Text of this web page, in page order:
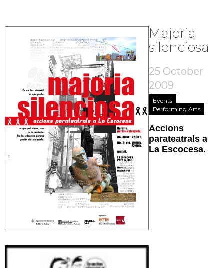
Majoria
silenciosa
25 October
2009
Events
Performing Arts
Accions
parateatrals a
La Escocesa.